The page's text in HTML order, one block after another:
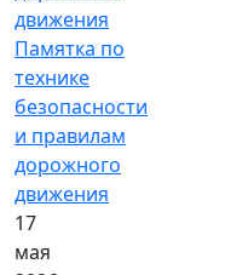
Памятка по
технике
безопасности
и правилам
дорожного
движения
17
мая